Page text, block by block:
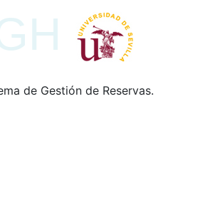
de Gestión de Reservas.